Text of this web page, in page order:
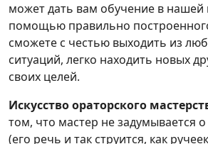
может дать вам обучение в нашей
помощью правильно
сможете с честью выходить из
ситуаций, легко находить новых
своих целей.
Искусство ораторского
том, что мастер не задумывается о
(его речь и так струится, как